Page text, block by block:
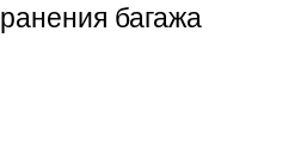
багажа